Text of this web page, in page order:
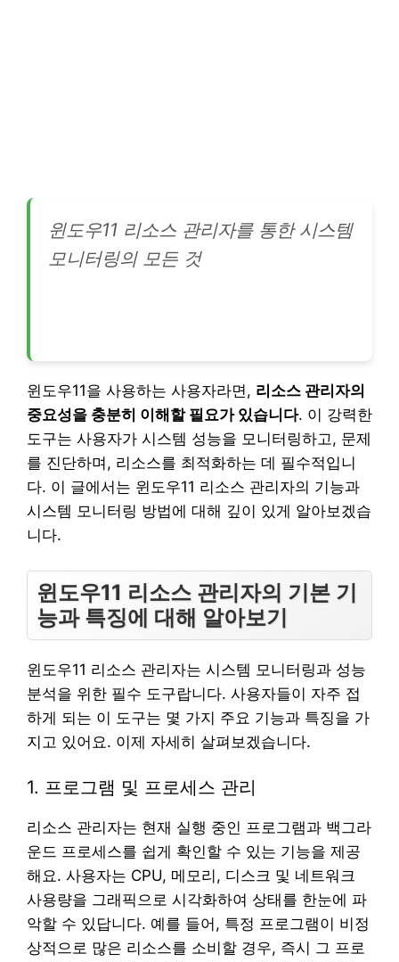
윈도우11 리소스 관리자를 통한 시스템
모니터링의 모든 것
윈도우11을 사용하는 사용자라면, 리소스 관리자의
중요성을 충분히 이해할 필요가 있습니다. 이 강력한
도구는 사용자가 시스템 성능을 모니터링하고, 문제
를 진단하며, 리소스를 최적화하는 데 필수적입니
다. 이 글에서는 윈도우11 리소스 관리자의 기능과
시스템 모니터링 방법에 대해 깊이 있게 알아보겠습
니다.
윈도우11 리소스 관리자의 기본 기
능과 특징에 대해 알아보기
윈도우11 리소스 관리자는 시스템 모니터링과 성능
분석을 위한 필수 도구랍니다. 사용자들이 자주 접
하게 되는 이 도구는 몇 가지 주요 기능과 특징을 가
지고 있어요. 이제 자세히 살펴보겠습니다.
1. 프로그램 및 프로세스 관리
리소스 관리자는 현재 실행 중인 프로그램과 백그라
운드 프로세스를 쉽게 확인할 수 있는 기능을 제공
해요. 사용자는 CPU, 메모리, 디스크 및 네트워크
사용량을 그래픽으로 시각화하여 상태를 한눈에 파
악할 수 있답니다. 예를 들어, 특정 프로그램이 비정
상적으로 많은 리소스를 소비할 경우, 즉시 그 프로